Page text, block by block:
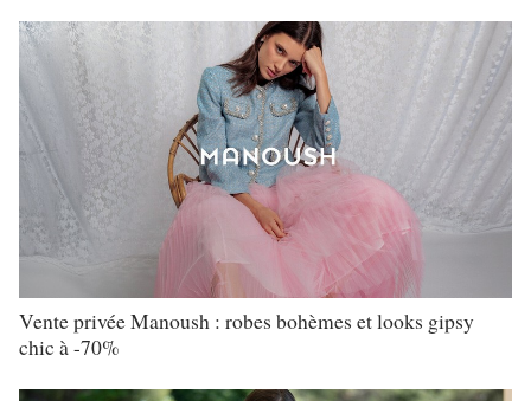
Vente privée Manoush : robes bohèmes et looks gipsy
chic à -70%